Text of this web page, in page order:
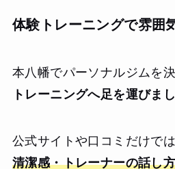
体験トレーニングで雰囲
本八幡でパーソナルジムを決
トレーニングへ足を運びま
公式サイトや口コミだけで
清潔感・トレーナーの話し